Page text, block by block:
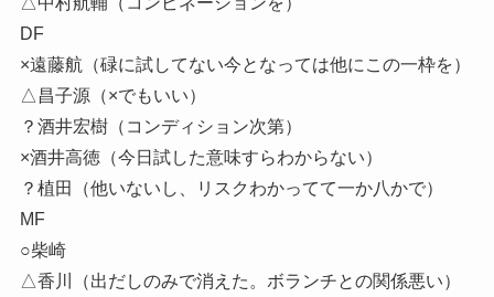
DF
×遠藤航（碌に試してない今となっては他にこの一枠を）
△昌子源（×でもいい）
？酒井宏樹（コンディション次第）
×酒井高徳（今日試した意味すらわからない）
？植田（他いないし、リスクわかってて一か八かで）
MF
○柴崎
△香川（出だしのみで消えた。ボランチとの関係悪い）